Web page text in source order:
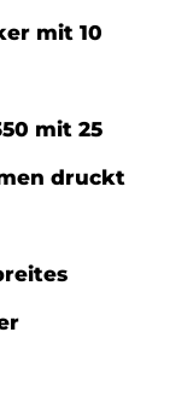
mit 10
mit 25
druckt